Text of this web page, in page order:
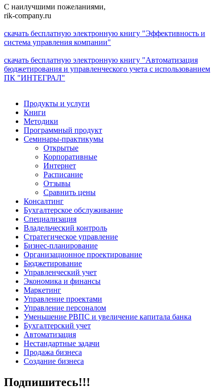
С наилучшими пожеланиями,
rik-company.ru
скачать бесплатную электронную книгу "Эффективность и
система управления компании"
скачать бесплатную электронную книгу "Автоматизация
бюджетирования и управленческого учета с использованием
ПК "ИНТЕГРАЛ"
Продукты и услуги
Книги
Методики
Программный продукт
Семинары-практикумы
Открытые
Корпоративные
Интернет
Расписание
Отзывы
Сравнить цены
Консалтинг
Бухгалтерское обслуживание
Специализация
Владельческий контроль
Стратегическое управление
Бизнес-планирование
Организационное проектирование
Бюджетирование
Управленческий учет
Экономика и финансы
Маркетинг
Управление проектами
Управление персоналом
Уменьшение РВПС и увеличение капитала банка
Бухгалтерский учет
Автоматизация
Нестандартные задачи
Продажа бизнеса
Создание бизнеса
Подпишитесь!!!